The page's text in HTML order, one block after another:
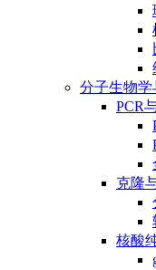
分子生物学
PCR
克隆
核酸